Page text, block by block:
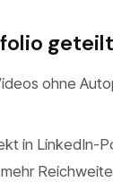
ohne
in LinkedIn-